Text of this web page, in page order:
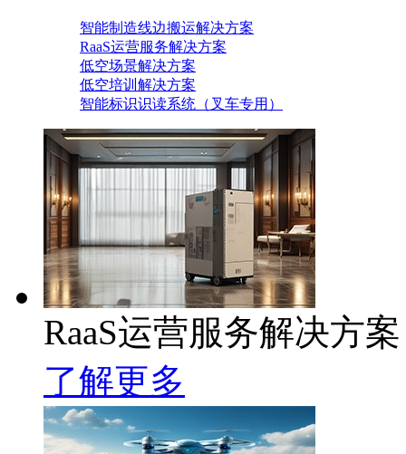
智能制造线边搬运解决方案
RaaS运营服务解决方案
低空场景解决方案
低空培训解决方案
智能标识识读系统（叉车专用）
RaaS运营服务解决方案
了解更多